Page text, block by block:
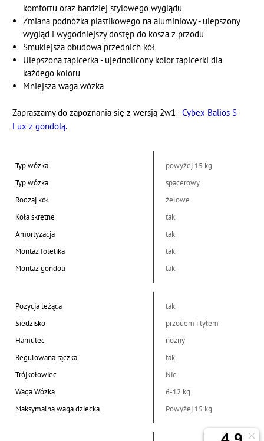
komfortu oraz bardziej stylowego wyglądu
Zmiana podnóżka plastikowego na aluminiowy - ulepszony
wygląd i wygodniejszy dostęp do kosza z przodu
Smuklejsza obudowa przednich kół
Ulepszona tapicerka - ujednolicony kolor tapicerki dla
każdego koloru
Mniejsza waga wózka
Zapraszamy do zapoznania się z wersją 2w1 -Cybex Balios S
Lux z gondolą.
Typ wózka
powyżej 15 kg
Typ wózka
spacerowy
Rodzaj kół
żelowe
Koła skrętne
tak
Amortyzacja
tak
Montaż fotelika
tak
Montaż gondoli
tak
Pozycja leżąca
tak
Siedzisko
przodem i tyłem
Hamulec
nożny
Regulowana rączka
tak
Trójkołowiec
Nie
Waga Wózka
6-12 kg
Maksymalna waga dziecka
Powyżej 15 kg